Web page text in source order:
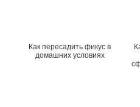
Как пересадить фикус в
домашних условиях